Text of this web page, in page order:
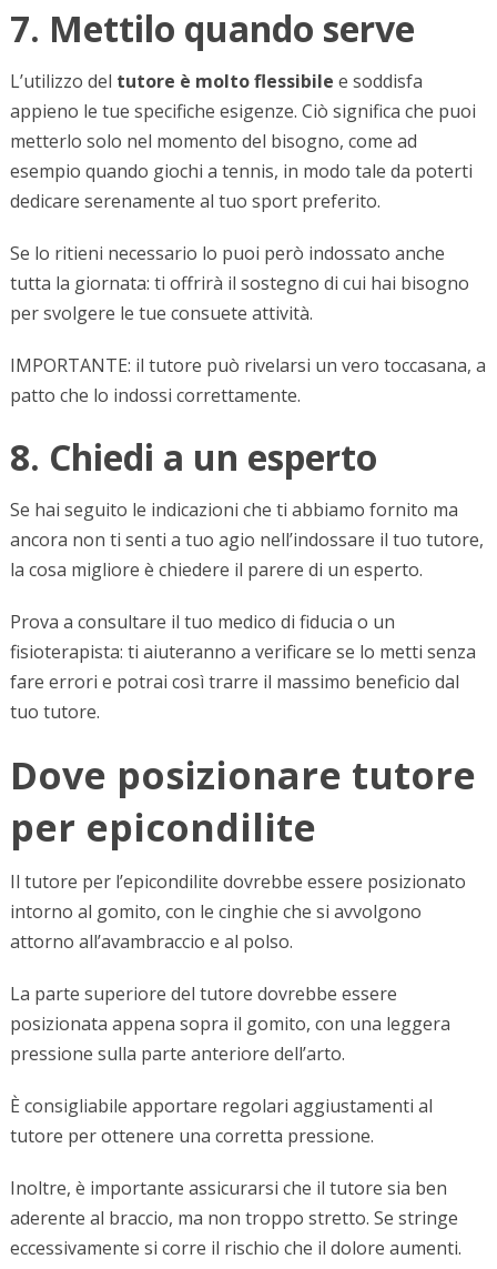
7. Mettilo quando serve
L’utilizzo del tutore è molto flessibile e soddisfa
appieno le tue specifiche esigenze. Ciò significa che puoi
metterlo solo nel momento del bisogno, come ad
esempio quando giochi a tennis, in modo tale da poterti
dedicare serenamente al tuo sport preferito.
Se lo ritieni necessario lo puoi però indossato anche
tutta la giornata: ti offrirà il sostegno di cui hai bisogno
per svolgere le tue consuete attività.
IMPORTANTE: il tutore può rivelarsi un vero toccasana, a
patto che lo indossi correttamente.
8. Chiedi a un esperto
Se hai seguito le indicazioni che ti abbiamo fornito ma
ancora non ti senti a tuo agio nell’indossare il tuo tutore,
la cosa migliore è chiedere il parere di un esperto.
Prova a consultare il tuo medico di fiducia o un
fisioterapista: ti aiuteranno a verificare se lo metti senza
fare errori e potrai così trarre il massimo beneficio dal
tuo tutore.
Dove posizionare tutore
per epicondilite
Il tutore per l’epicondilite dovrebbe essere posizionato
intorno al gomito, con le cinghie che si avvolgono
attorno all’avambraccio e al polso.
La parte superiore del tutore dovrebbe essere
posizionata appena sopra il gomito, con una leggera
pressione sulla parte anteriore dell’arto.
È consigliabile apportare regolari aggiustamenti al
tutore per ottenere una corretta pressione.
Inoltre, è importante assicurarsi che il tutore sia ben
aderente al braccio, ma non troppo stretto. Se stringe
eccessivamente si corre il rischio che il dolore aumenti.